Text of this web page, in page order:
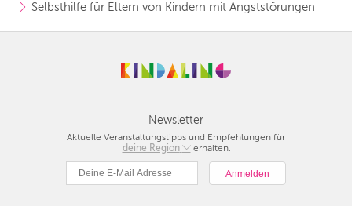
Selbsthilfe für Eltern von Kindern mit Angststörungen
Newsletter
Aktuelle Veranstaltungstipps und Empfehlungen für
deine Region
Berlin
Hamburg
erhalten.